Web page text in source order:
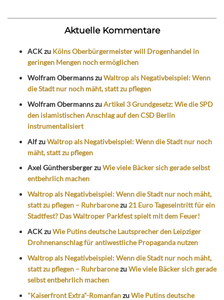
Aktuelle Kommentare
ACKzu Kölns Oberbürgermeister will Drogenhandel in
geringen Mengen noch ermöglichen
Wolfram ObermannszuWaltrop als Negativbeispiel: Wenn
die Stadt nur noch mäht, statt zu pflegen
Wolfram ObermannszuArtikel 3 Grundgesetz: Wie die SPD
den islamistischen Anschlag auf den CSD Berlin
instrumentalisiert
AlfzuWaltrop als Negativbeispiel: Wenn die Stadt nur noch
mäht, statt zu pflegen
Axel GünthersbergerzuWie viele Bäcker sich gerade selbst
entbehrlich machen
Waltrop als Negativbeispiel: Wenn die Stadt nur noch mäht,
statt zu pflegen – Ruhrbaronezu 21 Euro Tageseintritt für ein
Stadtfest? Das Waltroper Parkfest spielt mit dem Feuer!
ACKzuWie Putins deutsche Lautsprecher den Leipziger
Drohnenanschlag für antiwestliche Propaganda nutzen
Waltrop als Negativbeispiel: Wenn die Stadt nur noch mäht,
statt zu pflegen – RuhrbaronezuWie viele Bäcker sich gerade
selbst entbehrlich machen
"Kaiserfront Extra"-RomanfanzuWie Putins deutsche